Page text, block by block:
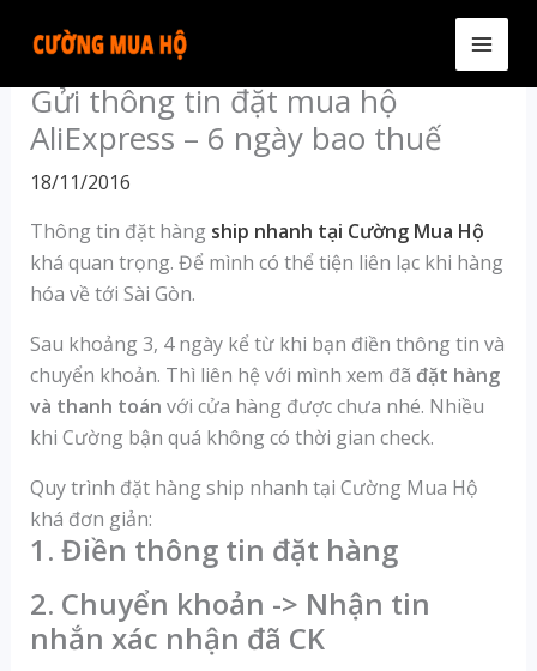
Gửi thông tin đặt mua hộ
AliExpress – 6 ngày bao thuế
18/11/2016
Thông tin đặt hàng ship nhanh tại Cường Mua Hộ
khá quan trọng. Để mình có thể tiện liên lạc khi hàng
hóa về tới Sài Gòn.
Sau khoảng 3, 4 ngày kể từ khi bạn điền thông tin và
chuyển khoản. Thì liên hệ với mình xem đã đặt hàng
và thanh toán với cửa hàng được chưa nhé. Nhiều
khi Cường bận quá không có thời gian check.
Quy trình đặt hàng ship nhanh tại Cường Mua Hộ
khá đơn giản:
1. Điền thông tin đặt hàng
2. Chuyển khoản -> Nhận tin
nhắn xác nhận đã CK